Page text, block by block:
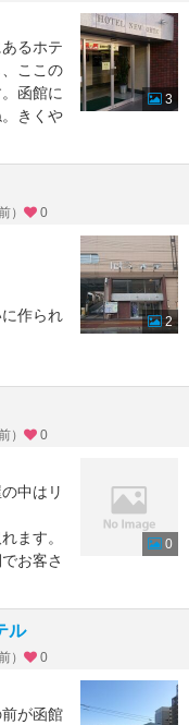
るホテ
ここの
函館に
きくや
3
） 0
作られ
たのは
2
） 0
中はリ
ます。
お客さ
0
ル
） 0
が函館